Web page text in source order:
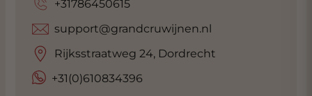
+31786450615
+31(0)610834396
support@grandcruwijnen.nl
Rijksstraatweg 24, Dordrecht